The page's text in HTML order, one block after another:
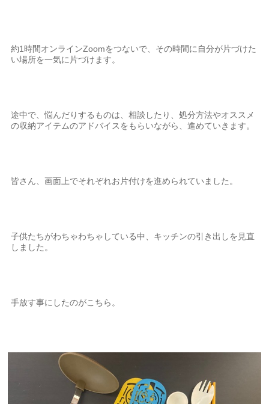
約1時間オンラインZoomをつないで、その時間に自分が片づけた
い場所を一気に片づけます。
途中で、悩んだりするものは、相談したり、処分方法やオススメ
の収納アイテムのアドバイスをもらいながら、進めていきます。
皆さん、画面上でそれぞれお片付けを進められていました。
子供たちがわちゃわちゃしている中、キッチンの引き出しを見直
しました。
手放す事にしたのがこちら。